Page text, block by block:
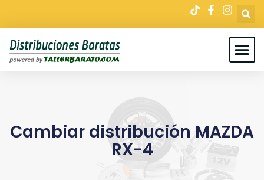
Cambiar distribución MAZDA
RX-4